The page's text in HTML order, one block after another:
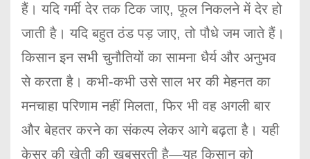
हैं। यदि गर्मी देर तक टिक जाए, फूल निकलने में देर हो
जाती है। यदि बहुत ठंड पड़ जाए, तो पौधे जम जाते हैं।
किसान इन सभी चुनौतियों का सामना धैर्य और अनुभव
से करता है। कभी-कभी उसे साल भर की मेहनत का
मनचाहा परिणाम नहीं मिलता, फिर भी वह अगली बार
और बेहतर करने का संकल्प लेकर आगे बढ़ता है। यही
केसर की खेती की खूबसूरती है—यह किसान को